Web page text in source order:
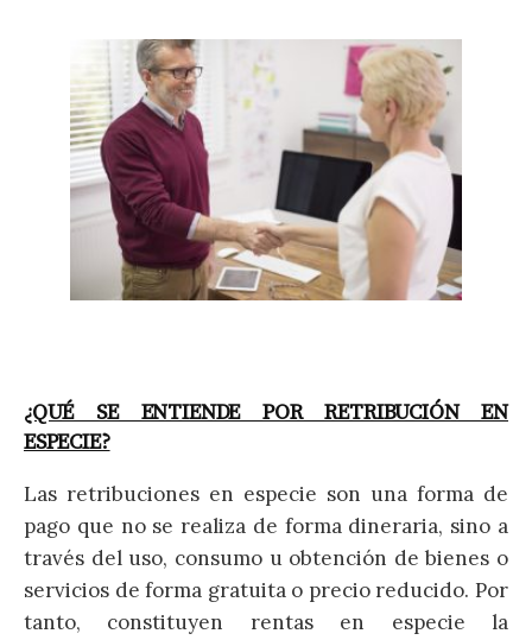
¿QUÉ SE ENTIENDE POR RETRIBUCIÓN EN
ESPECIE?
Las retribuciones en especie son una forma de
pago que no se realiza de forma dineraria, sino a
través del uso, consumo u obtención de bienes o
servicios de forma gratuita o precio reducido. Por
tanto, constituyen rentas en especie la